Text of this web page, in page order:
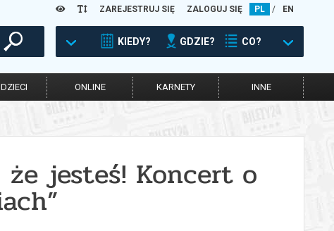
ZAREJESTRUJ SIĘ ZALOGUJ SIĘ PL / EN
KIEDY? GDZIE? CO?
ONLINE KARNETY INNE
że jesteś! Koncert o